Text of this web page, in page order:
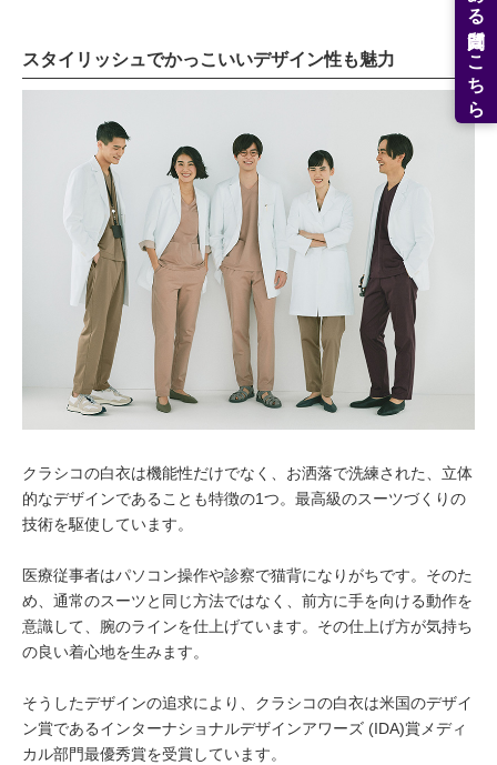
スタイリッシュでかっこいいデザイン性も魅力
クラシコの白衣は機能性だけでなく、お洒落で洗練された、立体
的なデザインであることも特徴の1つ。最高級のスーツづくりの
技術を駆使しています。
医療従事者はパソコン操作や診察で猫背になりがちです。そのた
め、通常のスーツと同じ方法ではなく、前方に手を向ける動作を
意識して、腕のラインを仕上げています。その仕上げ方が気持ち
の良い着心地を生みます。
そうしたデザインの追求により、クラシコの白衣は米国のデザイ
ン賞であるインターナショナルデザインアワーズ (IDA)賞メディ
カル部門最優秀賞を受賞しています。